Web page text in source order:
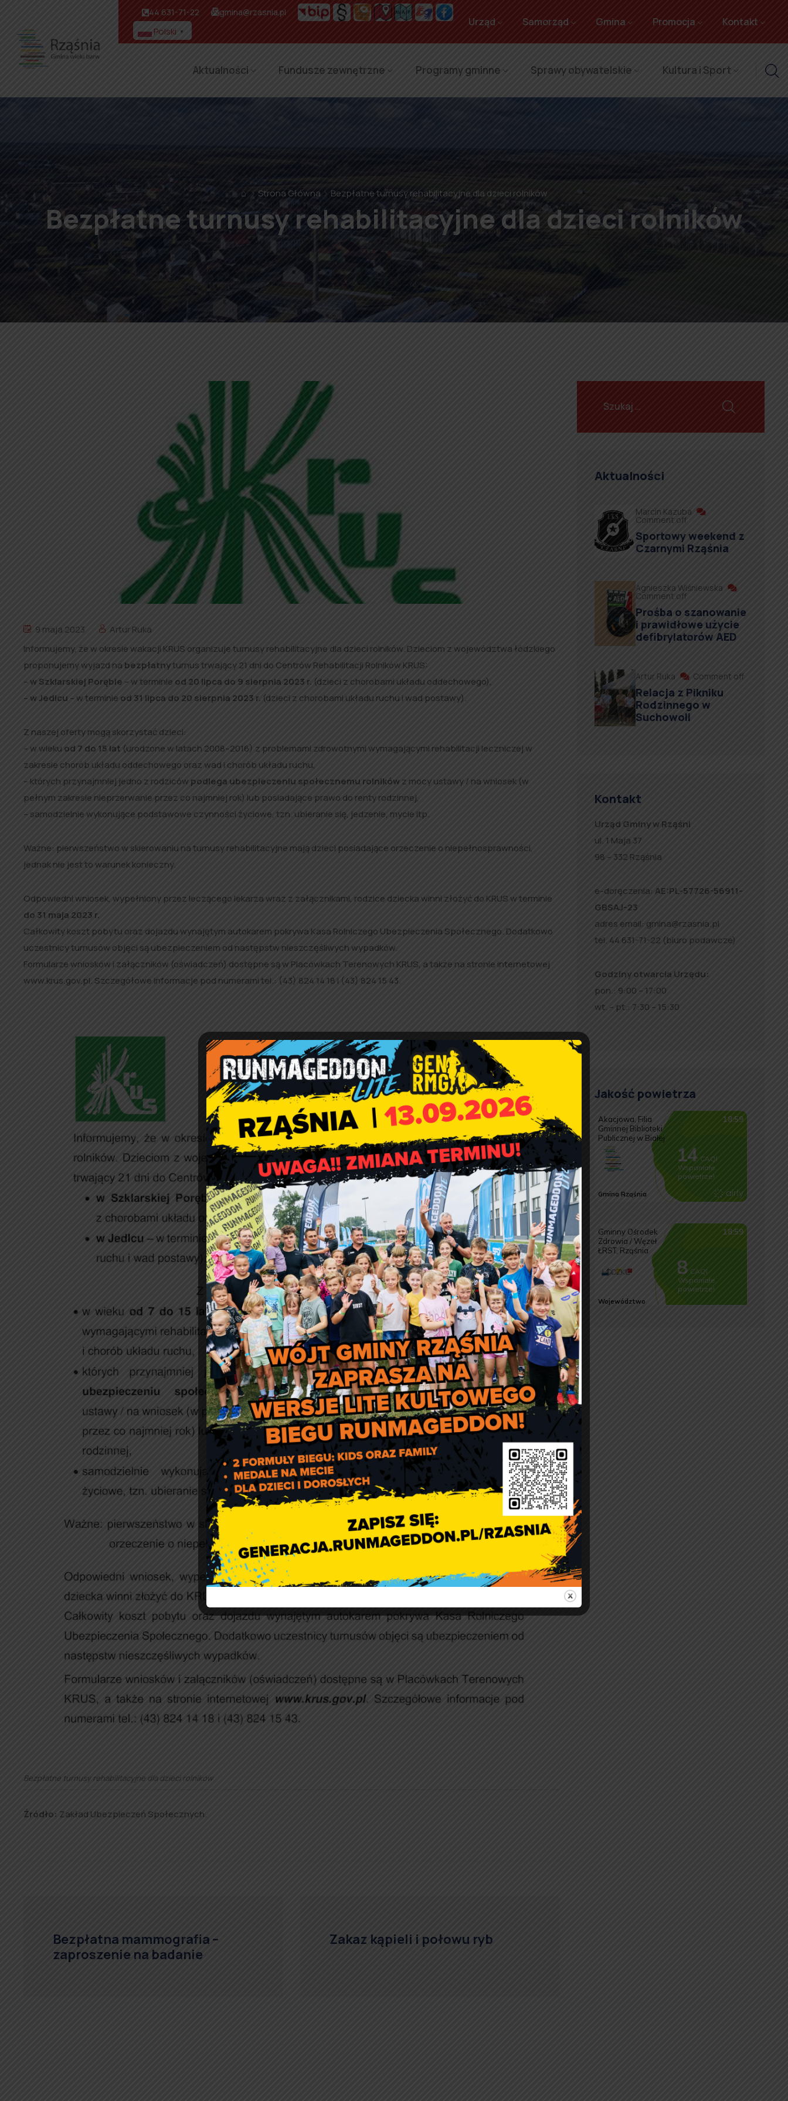
44 631-71-22 gmina@rzasnia.pl
Polski ▼
Urząd Samorząd Gmina Promocja Kontakt
Aktualności Fundusze zewnętrzne Programy gminne Sprawy obywatelskie Kultura i Sport
⌂ Strona Główna Bezpłatne turnusy rehabilitacyjne dla dzieci rolników
Bezpłatne turnusy rehabilitacyjne dla dzieci rolników
9 maja 2023
Artur Ruka
Informujemy, że w okresie wakacji KRUS organizuje turnusy rehabilitacyjne dla dzieci rolników. Dzieciom z województwa łódzkiego
proponujemy wyjazd na bezpłatnyturnus trwający 21 dni do Centrów Rehabilitacji Rolników KRUS:
–w Szklarskiej Porębie – w terminie od 20 lipca do 9 sierpnia 2023 r. (dzieci z chorobami układu oddechowego),
– w Jedlcu – w terminie od 31 lipca do 20 sierpnia 2023 r. (dzieci z chorobami układu ruchu i wad postawy).
Z naszej oferty mogą skorzystać dzieci:
– w wieku od 7 do 15 lat (urodzone w latach 2008–2016) z problemami zdrowotnymi wymagającymi rehabilitacji leczniczej w
zakresie chorób układu oddechowego oraz wad i chorób układu ruchu,
– których przynajmniej jedno z rodziców podlega ubezpieczeniu społecznemu rolnikówz mocy ustawy / na wniosek (w
pełnym zakresie nieprzerwanie przez co najmniej rok) lub posiadające prawo do renty rodzinnej,
– samodzielnie wykonujące podstawowe czynności życiowe, tzn. ubieranie się, jedzenie, mycie itp.
Ważne: pierwszeństwo w skierowaniu na turnusy rehabilitacyjne mają dzieci posiadające orzeczenie o niepełnosprawności,
jednak nie jest to warunek konieczny.
Odpowiedni wniosek, wypełniony przez leczącego lekarza wraz z załącznikami, rodzice dziecka winni złożyć do KRUS w terminie
do 31 maja 2023 r.
Całkowity koszt pobytu oraz dojazdu wynajętym autokarem pokrywa Kasa Rolniczego Ubezpieczenia Społecznego. Dodatkowo
uczestnicy turnusów objęci są ubezpieczeniem od następstw nieszczęśliwych wypadków.
Formularze wniosków i załączników (oświadczeń) dostępne są w Placówkach Terenowych KRUS, a także na stronie internetowej
www.krus.gov.pl. Szczegółowe informacje pod numerami tel.: (43) 824 14 18 i (43) 824 15 43.
Bezpłatne turnusy rehabilitacyjne dla dzieci rolników
Źródło: Zakład Ubezpieczeń Społecznych.
Bezpłatna mammografia –
zaproszenie na badanie
Zakaz kąpieli i połowu ryb
Aktualności
Marcin Kazuba
Comment off
Sportowy weekend z
Czarnymi Rząśnia
Agnieszka Wiśniewska
Comment off
Prośba o szanowanie
i prawidłowe użycie
defibrylatorów AED
Artur Ruka Comment off
Relacja z Pikniku
Rodzinnego w
Suchowoli
Kontakt
Urząd Gminy w Rząśni
ul. 1 Maja 37
98 – 332 Rząśnia
e-doręczenia: AE:PL-57726-56911-
GBSAJ-23
adres email: gmina@rzasnia.pl
tel. 44 631-71-22 (biuro podawcze)
Godziny otwarcia Urzędu:
pon.: 9:00 – 17:00
wt. – pt.: 7:30 – 15:30
Jakość powietrza